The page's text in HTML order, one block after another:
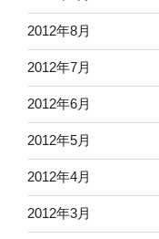
2012年8月
2012年7月
2012年6月
2012年5月
2012年4月
2012年3月